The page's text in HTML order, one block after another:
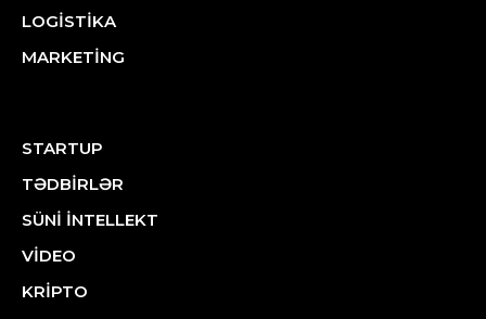
LOGİSTİKA
MARKETİNG
STARTUP
TƏDBİRLƏR
SÜNİ İNTELLEKT
VİDEO
KRİPTO